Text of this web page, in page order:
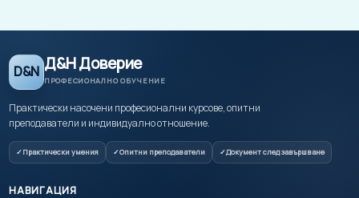
D&N Д&Н Доверие
ПРОФЕСИОНАЛНО ОБУЧЕНИЕ
Практически насочени професионални курсове, опитни
преподаватели и индивидуално отношение.
Практически умения Опитни преподаватели Документ след завършване
НАВИГАЦИЯ